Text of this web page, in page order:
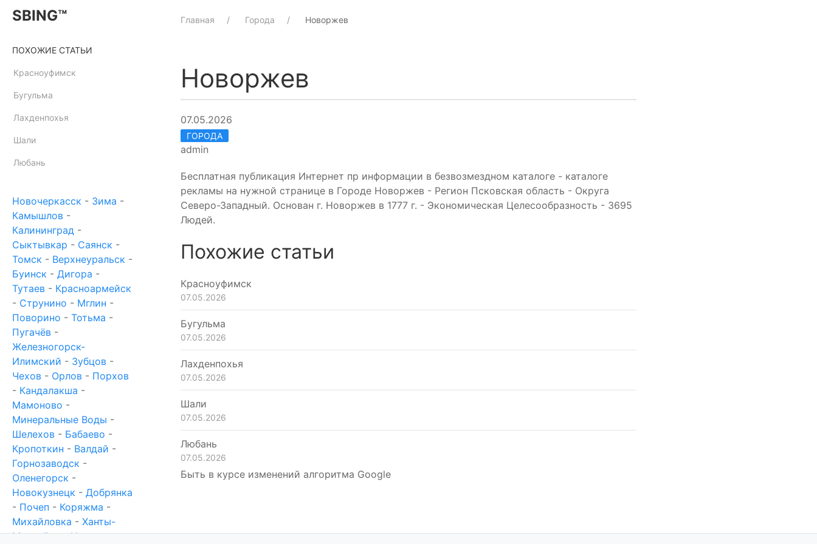
SBING™
ПОХОЖИЕ СТАТЬИ
Красноуфимск
Бугульма
Лахденпохья
Шали
Любань
Новочеркасск - Зима -
Камышлов -
Калининград -
Сыктывкар - Саянск -
Томск - Верхнеуральск -
Буинск - Дигора -
Тутаев - Красноармейск
- Струнино - Мглин -
Поворино - Тотьма -
Пугачёв -
Железногорск-
Илимский - Зубцов -
Чехов - Орлов - Порхов
- Кандалакша -
Мамоново -
Минеральные Воды -
Шелехов - Бабаево -
Кропоткин - Валдай -
Горнозаводск -
Оленегорск -
Новокузнецк - Добрянка
- Почеп - Коряжма -
Михайловка - Ханты-
Мансийск-Новотроицк
Главная Города Новоржев
Новоржев
07.05.2026
ГОРОДА
admin
Бесплатная публикация Интернет пр информации в безвозмездном каталоге - каталоге
рекламы на нужной странице в Городе Новоржев - Регион Псковская область - Округа
Северо-Западный. Основан г. Новоржев в 1777 г. - Экономическая Целесообразность - 3695
Людей.
Похожие статьи
Красноуфимск
07.05.2026
Бугульма
07.05.2026
Лахденпохья
07.05.2026
Шали
07.05.2026
Любань
07.05.2026
Быть в курсе изменений алгоритма Google